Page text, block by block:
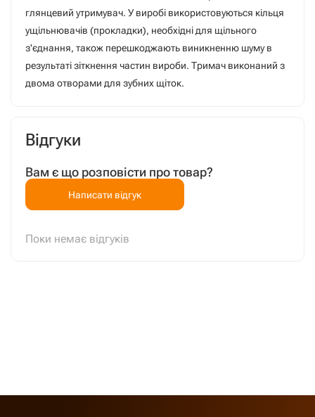
глянцевий утримувач. У виробі використовуються кільця
ущільнювачів (прокладки), необхідні для щільного
з'єднання, також перешкоджають виникненню шуму в
результаті зіткнення частин вироби. Тримач виконаний з
двома отворами для зубних щіток.
Відгуки
Вам є що розповісти про товар?
Написати відгук
Поки немає відгуків